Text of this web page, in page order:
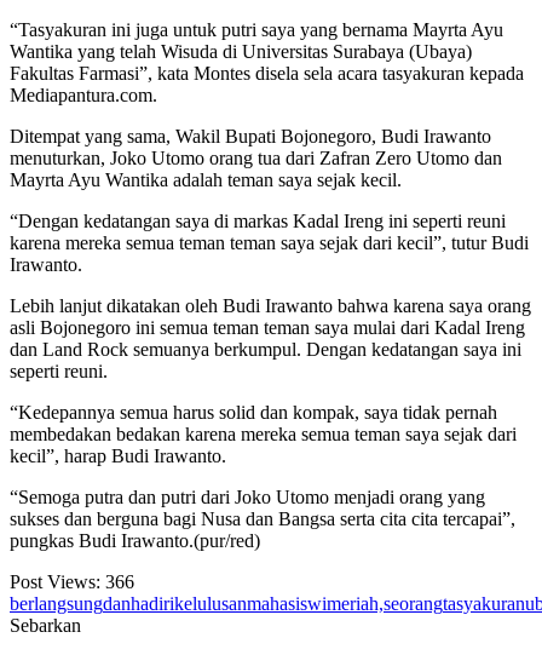
“Tasyakuran ini juga untuk putri saya yang bernama Mayrta Ayu
Wantika yang telah Wisuda di Universitas Surabaya (Ubaya)
Fakultas Farmasi”, kata Montes disela sela acara tasyakuran kepada
Mediapantura.com.
Ditempat yang sama, Wakil Bupati Bojonegoro, Budi Irawanto
menuturkan, Joko Utomo orang tua dari Zafran Zero Utomo dan
Mayrta Ayu Wantika adalah teman saya sejak kecil.
“Dengan kedatangan saya di markas Kadal Ireng ini seperti reuni
karena mereka semua teman teman saya sejak dari kecil”, tutur Budi
Irawanto.
Lebih lanjut dikatakan oleh Budi Irawanto bahwa karena saya orang
asli Bojonegoro ini semua teman teman saya mulai dari Kadal Ireng
dan Land Rock semuanya berkumpul. Dengan kedatangan saya ini
seperti reuni.
“Kedepannya semua harus solid dan kompak, saya tidak pernah
membedakan bedakan karena mereka semua teman saya sejak dari
kecil”, harap Budi Irawanto.
“Semoga putra dan putri dari Joko Utomo menjadi orang yang
sukses dan berguna bagi Nusa dan Bangsa serta cita cita tercapai”,
pungkas Budi Irawanto.(pur/red)
Post Views: 366
berlangsungdanhadirikelulusanmahasiswimeriah,seorangtasyakuran
Sebarkan